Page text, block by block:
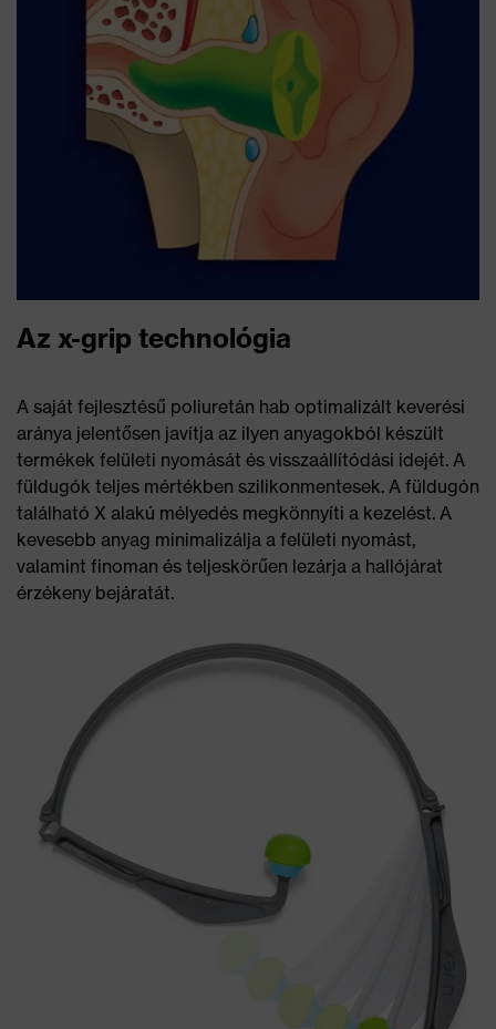
Az x-grip technológia
A saját fejlesztésű poliuretán hab optimalizált keverési
aránya jelentősen javítja az ilyen anyagokból készült
termékek felületi nyomását és visszaállítódási idejét. A
füldugók teljes mértékben szilikonmentesek. A füldugón
található X alakú mélyedés megkönnyíti a kezelést. A
kevesebb anyag minimalizálja a felületi nyomást,
valamint finoman és teljeskörűen lezárja a hallójárat
érzékeny bejáratát.